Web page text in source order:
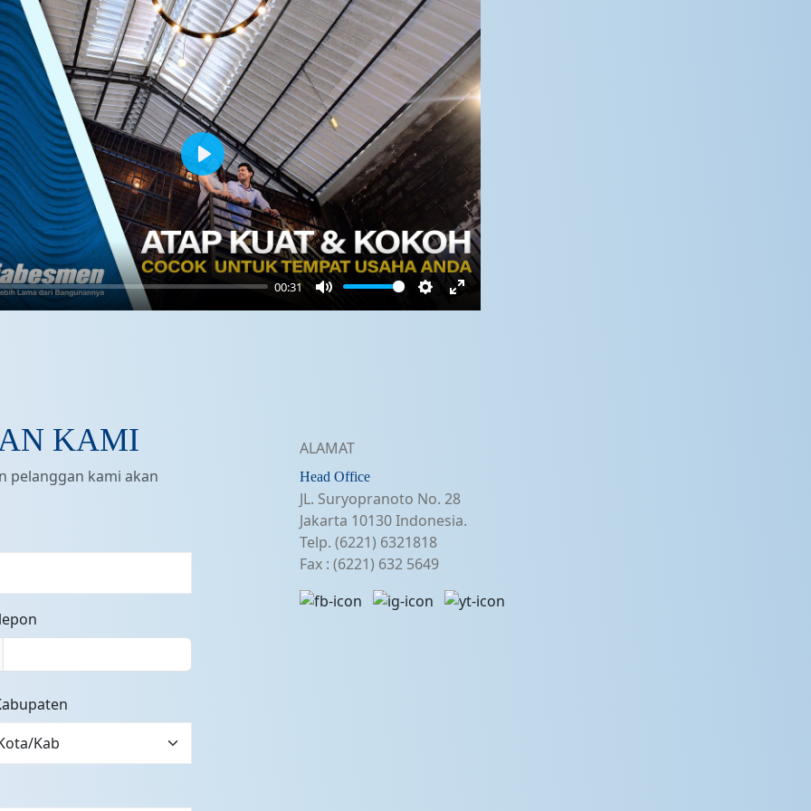
00:31
Mute Settings
Enter
Play
KAMI
pelanggan kami akan
ALAMAT
Head Office
JL. Suryopranoto No. 28
Jakarta 10130 Indonesia.
Telp. (6221) 6321818
Fax : (6221) 632 5649